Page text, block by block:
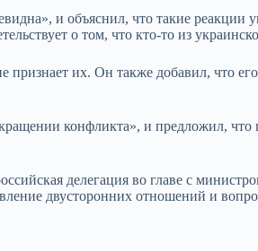
и объяснил, что такие реакции
о том, что кто-то из
признает их. Он также добавил, что
конфликта», и предложил,
делегация во главе с
двусторонних отношений и